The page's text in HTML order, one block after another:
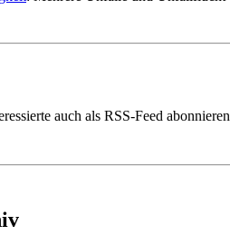
auch als RSS-Feed abonnieren